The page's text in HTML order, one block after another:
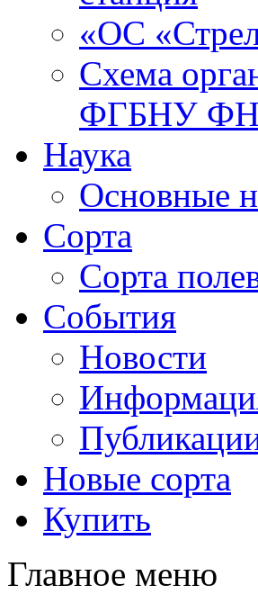
«ОС
Схема
ФГБНУ
Наука
Основные
Сорта
Сорта
События
Новости
Новые сорта
Купить
Главное меню